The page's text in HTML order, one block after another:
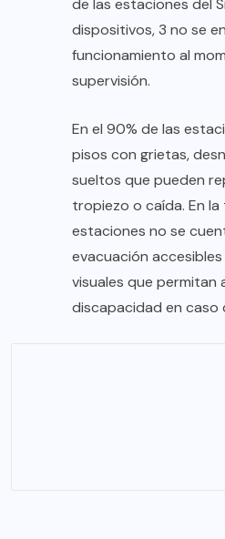
dispositivos, 3 no se
funcionamiento al
supervisión.
En el 90% de las
pisos con grietas,
sueltos que pueden
tropiezo o caída. En
estaciones no se
evacuación
visuales que permitan
discapacidad en caso